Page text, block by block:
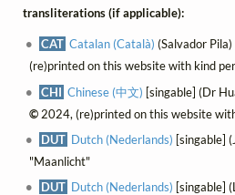
transliterations (if applicable):
CAT Catalan (Català) (Salvador
(re)printed on this website with kind
CHI Chinese (中文) [singable] (Dr
©2024, (re)printed on this website
DUT Dutch (Nederlands) [singable]
"Maanlicht"
DUT Dutch (Nederlands) [singable]